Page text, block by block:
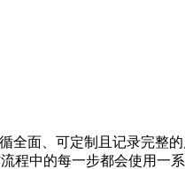
全面、可定制且记录完整
程中的每一步都会使用一